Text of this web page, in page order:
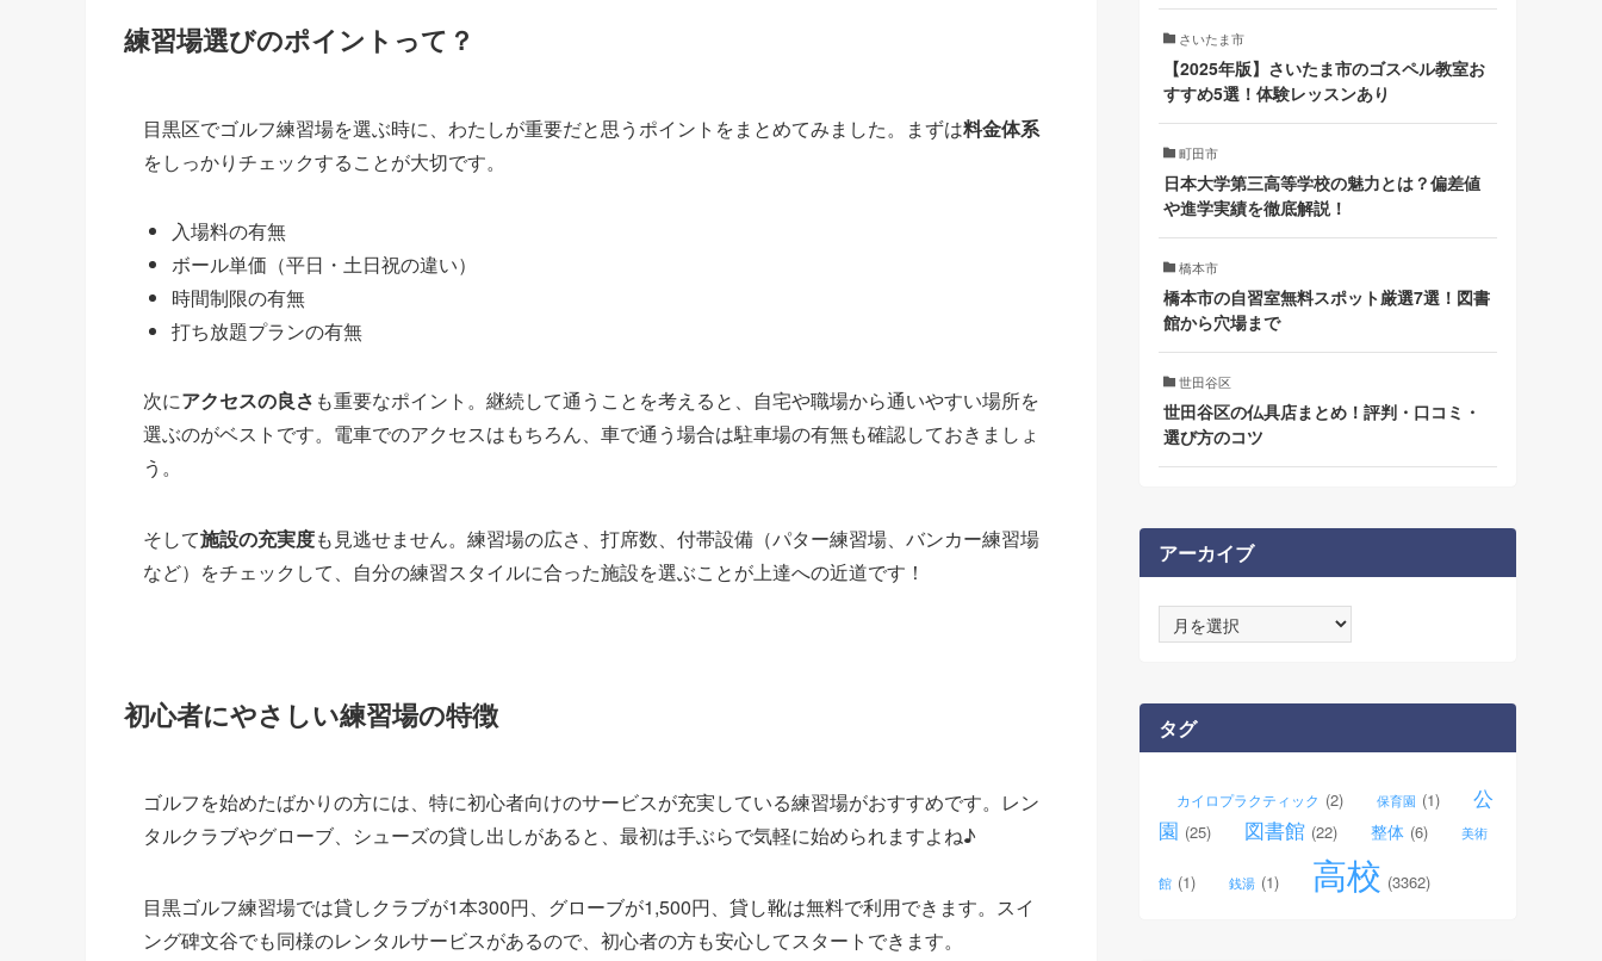
練習場選びのポイントって？
目黒区でゴルフ練習場を選ぶ時に、わたしが重要だと思うポイントをまとめてみました。まずは料金体系
をしっかりチェックすることが大切です。
入場料の有無
ボール単価（平日・土日祝の違い）
時間制限の有無
打ち放題プランの有無
次にアクセスの良さ も重要なポイント。継続して通うことを考えると、自宅や職場から通いやすい場所を
選ぶのがベストです。電車でのアクセスはもちろん、車で通う場合は駐車場の有無も確認しておきましょ
う。
そして施設の充実度も見逃せません。練習場の広さ、打席数、付帯設備（パター練習場、バンカー練習場
など）をチェックして、自分の練習スタイルに合った施設を選ぶことが上達への近道です！
初心者にやさしい練習場の特徴
ゴルフを始めたばかりの方には、特に初心者向けのサービスが充実している練習場がおすすめです。レン
タルクラブやグローブ、シューズの貸し出しがあると、最初は手ぶらで気軽に始められますよね♪
目黒ゴルフ練習場では貸しクラブが1本300円、グローブが1,500円、貸し靴は無料で利用できます。スイ
ング碑文谷でも同様のレンタルサービスがあるので、初心者の方も安心してスタートできます。
さいたま市
【2025年版】さいたま市のゴスペル教室お
すすめ5選！体験レッスンあり
町田市
日本大学第三高等学校の魅力とは？偏差値
や進学実績を徹底解説！
橋本市
橋本市の自習室無料スポット厳選7選！図書
館から穴場まで
世田谷区
世田谷区の仏具店まとめ！評判・口コミ・
選び方のコツ
アーカイブ
ー
ブ
タグ
カイロプラクティック (2) 保育園 (1)
公
園 (25) 図書館 (22) 整体 (6) 美術
館 (1) 銭湯 (1) 高校 (3362)